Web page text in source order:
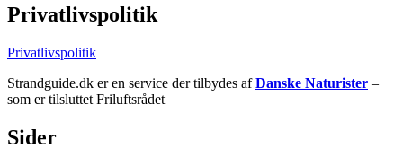
Privatlivspolitik
Privatlivspolitik
Strandguide.dk er en service der tilbydes afDanske Naturister –
som er tilsluttet Friluftsrådet
Sider